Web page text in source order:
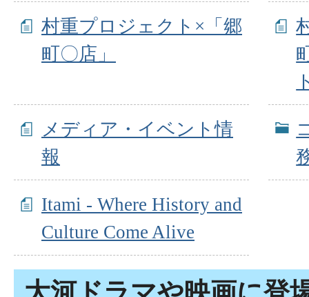
村重プロジェクト×「郷
町〇店」
メディア・イベント情
報
Itami - Where History and
Culture Come Alive